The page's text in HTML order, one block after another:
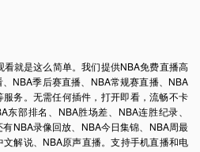
就是这么简单。我们提供NBA免费直播高
NBA季后赛直播、NBA常规赛直播、NBA
务。无需任何插件，打开即看，流畅不卡
部排名、NBA胜场差、NBA连胜纪录、
NBA录像回放、NBA今日集锦、NBA周最
解说、NBA原声直播。支持手机直播和电